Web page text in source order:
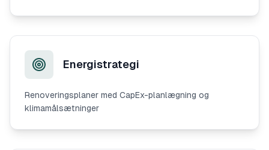
Energistrategi
Renoveringsplaner med CapEx-planlægning og
klimamålsætninger